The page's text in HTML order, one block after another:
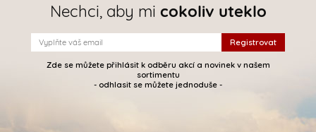
Nechci, aby mi cokoliv uteklo
Zde se můžete přihlásit k odběru akcí a novinek v našem
sortimentu
- odhlasit se můžete jednoduše -